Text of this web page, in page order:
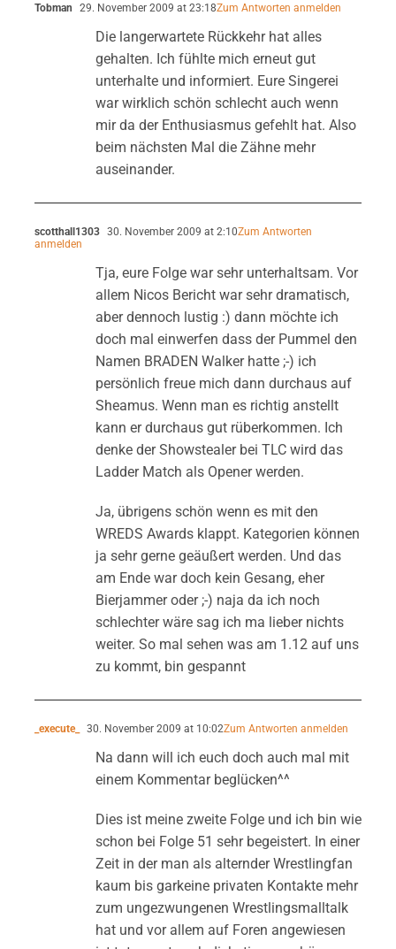
Tobman 29. November 2009 at 23:18Zum Antworten anmelden
Die langerwartete Rückkehr hat alles
gehalten. Ich fühlte mich erneut gut
unterhalte und informiert. Eure Singerei
war wirklich schön schlecht auch wenn
mir da der Enthusiasmus gefehlt hat. Also
beim nächsten Mal die Zähne mehr
auseinander.
scotthall1303 30. November 2009 at 2:10Zum Antworten
anmelden
Tja, eure Folge war sehr unterhaltsam. Vor
allem Nicos Bericht war sehr dramatisch,
aber dennoch lustig :) dann möchte ich
doch mal einwerfen dass der Pummel den
Namen BRADEN Walker hatte ;-) ich
persönlich freue mich dann durchaus auf
Sheamus. Wenn man es richtig anstellt
kann er durchaus gut rüberkommen. Ich
denke der Showstealer bei TLC wird das
Ladder Match als Opener werden.
Ja, übrigens schön wenn es mit den
WREDS Awards klappt. Kategorien können
ja sehr gerne geäußert werden. Und das
am Ende war doch kein Gesang, eher
Bierjammer oder ;-) naja da ich noch
schlechter wäre sag ich ma lieber nichts
weiter. So mal sehen was am 1.12 auf uns
zu kommt, bin gespannt
_execute_ 30. November 2009 at 10:02Zum Antworten anmelden
Na dann will ich euch doch auch mal mit
einem Kommentar beglücken^^
Dies ist meine zweite Folge und ich bin wie
schon bei Folge 51 sehr begeistert. In einer
Zeit in der man als alternder Wrestlingfan
kaum bis garkeine privaten Kontakte mehr
zum ungezwungenen Wrestlingsmalltalk
hat und vor allem auf Foren angewiesen